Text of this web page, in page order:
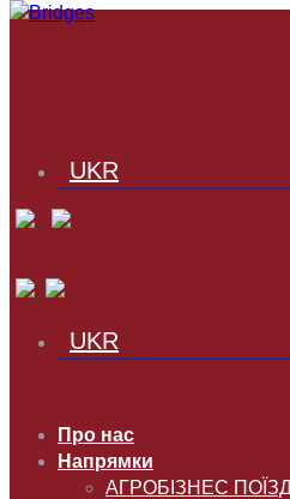
UKR
UKR
Про нас
Напрямки
АГРОБІЗНЕС